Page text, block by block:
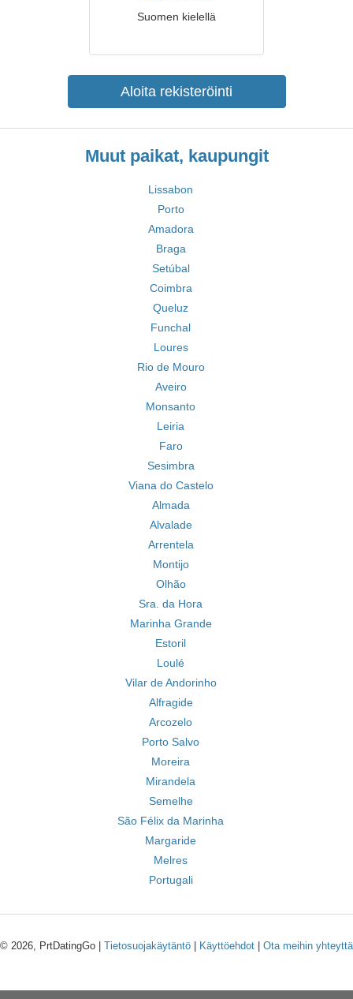
Suomen kielellä
Aloita rekisteröinti
Muut paikat, kaupungit
Lissabon
Porto
Amadora
Braga
Setúbal
Coimbra
Queluz
Funchal
Loures
Rio de Mouro
Aveiro
Monsanto
Leiria
Faro
Sesimbra
Viana do Castelo
Almada
Alvalade
Arrentela
Montijo
Olhão
Sra. da Hora
Marinha Grande
Estoril
Loulé
Vilar de Andorinho
Alfragide
Arcozelo
Porto Salvo
Moreira
Mirandela
Semelhe
São Félix da Marinha
Margaride
Melres
Portugali
© 2026, PrtDatingGo | Tietosuojakäytäntö Käyttöehdot Ota meihin yhteyttä